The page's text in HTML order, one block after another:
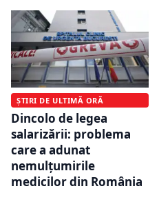
ȘTIRI DE ULTIMĂ ORĂ
Dincolo de legea
salarizării: problema
care a adunat
nemulțumirile
medicilor din România